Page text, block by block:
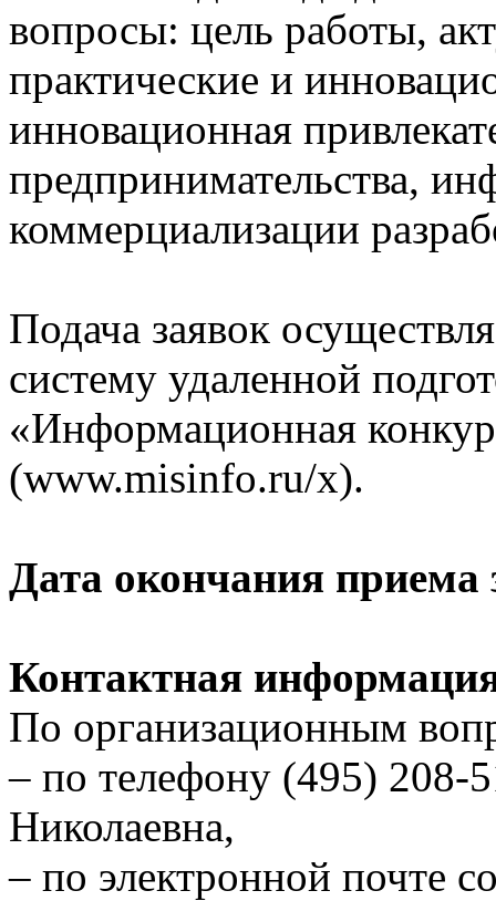
вопросы: цель работы,
практические и
инновационная
предпринимательства,
коммерциализации
Подача заявок
систему удаленной
«Информационная
(www.misinfo.ru/x).
Дата окончания приема
Контактная
По организационным
– по телефону (495) 208-
Николаевна,
– по электронной почте